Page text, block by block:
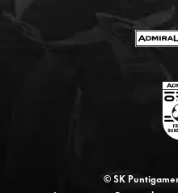
© SK